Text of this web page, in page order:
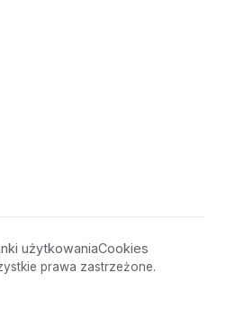
prawa zastrzeżone.
użytkowaniaCookies